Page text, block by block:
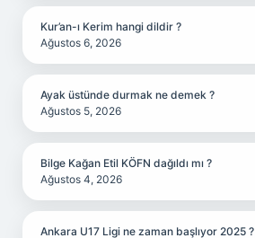
Kur’an-ı Kerim hangi dildir ?
Ağustos 6, 2026
Ayak üstünde durmak ne demek ?
Ağustos 5, 2026
Bilge Kağan Etil KÖFN dağıldı mı ?
Ağustos 4, 2026
Ankara U17 Ligi ne zaman başlıyor 2025 ?